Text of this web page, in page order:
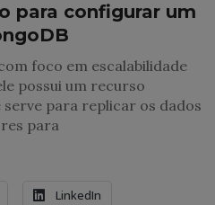
para configurar um
foco em escalabilidade
possui um recurso
serve para replicar os dados
para
LinkedIn